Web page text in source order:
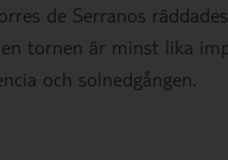
de Serranos
tornen är minst lika
och solnedgången.